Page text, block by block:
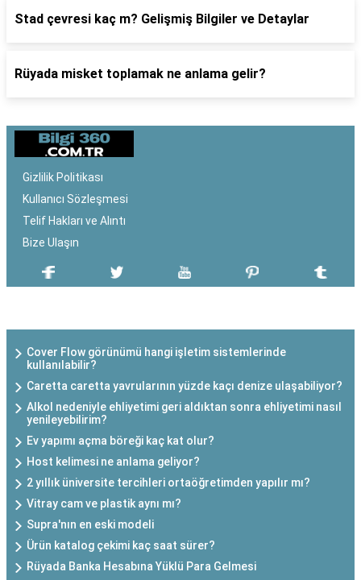
Stad çevresi kaç m? Gelişmiş Bilgiler ve Detaylar
Rüyada misket toplamak ne anlama gelir?
Gizlilik Politikası
Kullanıcı Sözleşmesi
Telif Hakları ve Alıntı
Bize Ulaşın
Cover Flow görünümü hangi işletim sistemlerinde
kullanılabilir?
Caretta caretta yavrularının yüzde kaçı denize ulaşabiliyor?
Alkol nedeniyle ehliyetimi geri aldıktan sonra ehliyetimi nasıl
yenileyebilirim?
Ev yapımı açma böreği kaç kat olur?
Host kelimesi ne anlama geliyor?
2 yıllık üniversite tercihleri ortaöğretimden yapılır mı?
Vitray cam ve plastik aynı mı?
Supra'nın en eski modeli
Ürün katalog çekimi kaç saat sürer?
Rüyada Banka Hesabına Yüklü Para Gelmesi